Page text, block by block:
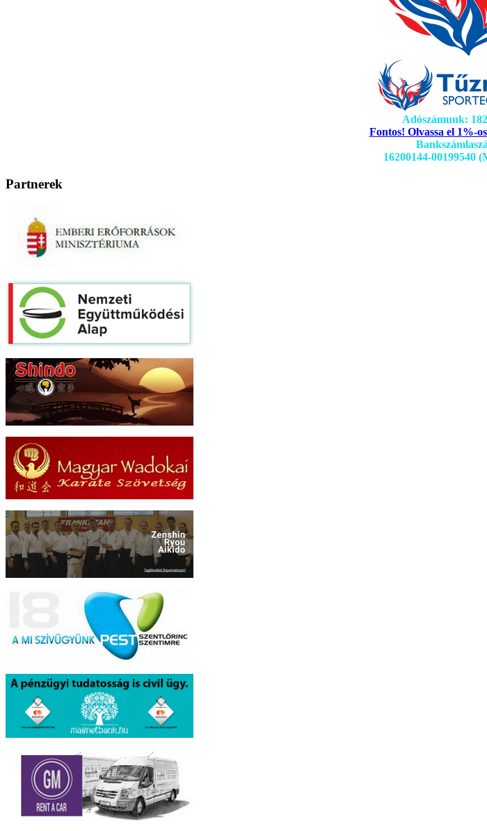
Adószámunk:
Fontos! Olvassa el 1%-
16200144-00199540
Partnerek